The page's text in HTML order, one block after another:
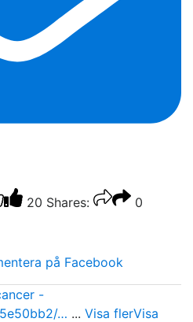
20 Shares:
0
på Facebook
-
… ... Visa flerVisa